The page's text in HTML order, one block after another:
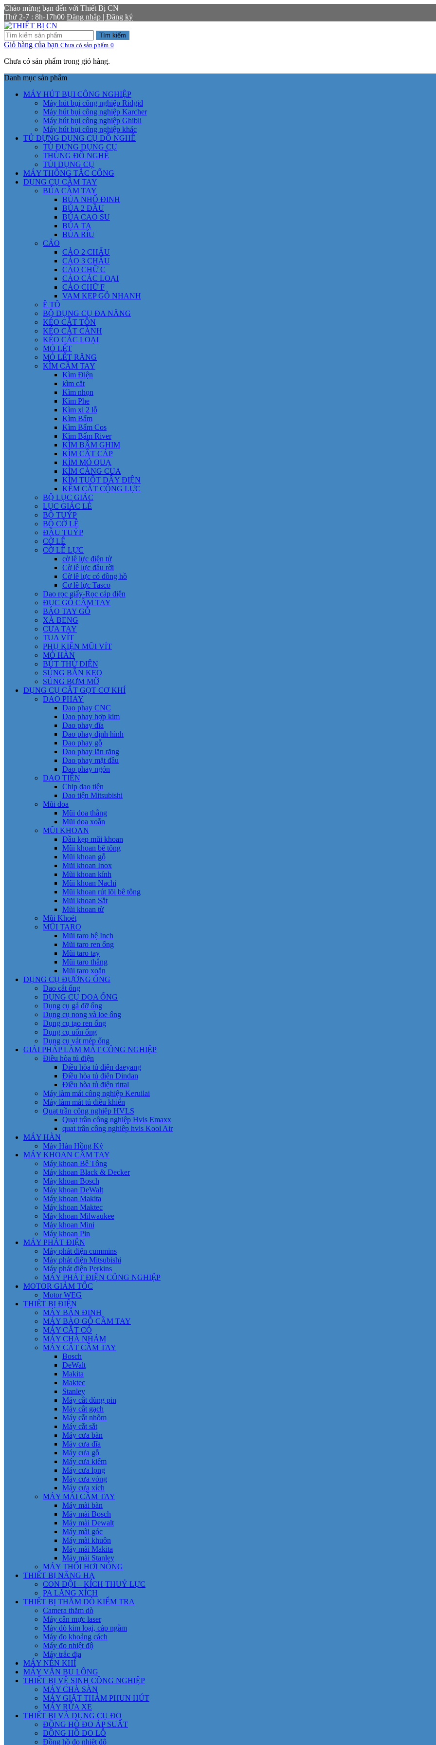
Chào mừng bạn đến với Thiết Bị CN
Thứ 2-7 : 8h-17h00 Đăng nhập | Đăng ký
Tìm kiếm
Giỏ hàng của bạn Chưa có sản phẩm 0
Chưa có sản phẩm trong giỏ hàng.
Danh mục sản phẩm
MÁY HÚT BỤI CÔNG NGHIỆP
Máy hút bụi công nghiệp Ridgid
Máy hút bụi công nghiệp Karcher
Máy hút bụi công nghiệp Ghibli
Máy hút bụi công nghiệp khác
TỦ ĐỰNG DỤNG CỤ ĐỒ NGHỀ
TỦ ĐỰNG DỤNG CỤ
THÙNG ĐỒ NGHỀ
TÚI DỤNG CỤ
MÁY THÔNG TẮC CỐNG
DỤNG CỤ CẦM TAY
BÚA CẦM TAY
BÚA NHỔ ĐINH
BÚA 2 ĐẦU
BÚA CAO SU
BÚA TẠ
BÚA RÌU
CẢO
CẢO 2 CHẤU
CẢO 3 CHẤU
CẢO CHỮ C
CẢO CÁC LOẠI
CẢO CHỮ F
VAM KẸP GỖ NHANH
Ê TÔ
BỘ DỤNG CỤ ĐA NĂNG
KÉO CẮT TÔN
KÉO CẮT CÀNH
KÉO CÁC LOẠI
MỎ LẾT
MỎ LẾT RĂNG
KÌM CẦM TAY
Kìm Điện
kìm cắt
Kìm nhọn
Kìm Phe
Kìm xi 2 lỗ
Kìm Bấm
Kìm Bấm Cos
Kìm Bấm River
KÌM BẤM GHIM
KÌM CẮT CÁP
KÌM MỎ QUẠ
KÌM CÀNG CUA
KÌM TUỐT DÂY ĐIỆN
KỀM CẮT CỘNG LỰC
BỘ LỤC GIÁC
LỤC GIÁC LẺ
BỘ TUÝP
BỘ CỜ LÊ
ĐẦU TUÝP
CỜ LÊ
CỜ LÊ LỰC
cờ lê lực điện tử
Cờ lê lực đầu rời
Cờ lê lực có đồng hồ
Cơ lê lực Tasco
Dao rọc giấy-Rọc cáp điện
ĐỤC GỖ CẦM TAY
BÀO TAY GỖ
XÀ BENG
CƯA TAY
TUA VÍT
PHỤ KIỆN MŨI VÍT
MỎ HÀN
BÚT THỬ ĐIỆN
SÚNG BẮN KEO
SÚNG BƠM MỠ
DỤNG CỤ CẮT GỌT CƠ KHÍ
DAO PHAY
Dao phay CNC
Dao phay hợp kim
Dao phay đĩa
Dao phay định hình
Dao phay gỗ
Dao phay lăn răng
Dao phay mặt đầu
Dao phay ngón
DAO TIỆN
Chip dao tiện
Dao tiện Mitsubishi
Mũi doa
Mũi doa thẳng
Mũi doa xoắn
MŨI KHOAN
Đầu kẹp mũi khoan
Mũi khoan bê tông
Mũi khoan gỗ
Mũi khoan Inox
Mũi khoan kính
Mũi khoan Nachi
Mũi khoan rút lõi bê tông
Mũi khoan Sắt
Mũi khoan từ
Mũi Khoét
MŨI TARO
Mũi taro hệ Inch
Mũi taro ren ống
Mũi taro tay
Mũi taro thẳng
Mũi taro xoắn
DỤNG CỤ ĐƯỜNG ỐNG
Dao cắt ống
DỤNG CỤ DOA ỐNG
Dụng cụ gá đỡ ống
Dụng cụ nong và loe ống
Dụng cụ tạo ren ống
Dụng cụ uốn ống
Dụng cụ vát mép ống
GIẢI PHÁP LÀM MÁT CÔNG NGHIỆP
Điều hòa tủ điện
Điều hòa tủ điện daeyang
Điều hòa tủ điện Dindan
Điều hòa tủ điện rittal
Máy làm mát công nghiệp Keruilai
Máy làm mát tủ điều khiển
Quạt trần công nghiệp HVLS
Quạt trần công nghiệp Hvls Emaxx
quat trân công nghiêp hvls Kool Air
MÁY HÀN
Máy Hàn Hồng Ký
MÁY KHOAN CẦM TAY
Máy khoan Bê Tông
Máy khoan Black & Decker
Máy khoan Bosch
Máy khoan DeWalt
Máy khoan Makita
Máy khoan Maktec
Máy khoan Milwaukee
Máy khoan Mini
Máy khoan Pin
MÁY PHÁT ĐIỆN
Máy phát điện cummins
Máy phát điện Mitsubishi
Máy phát điện Perkins
MÁY PHÁT ĐIỆN CÔNG NGHIỆP
MOTOR GIẢM TỐC
Motor WEG
THIẾT BỊ ĐIỆN
MÁY BẮN ĐINH
MÁY BÀO GỖ CẦM TAY
MÁY CẮT CỎ
MÁY CHÀ NHÁM
MÁY CẮT CẦM TAY
Bosch
DeWalt
Makita
Maktec
Stanley
Máy cắt dùng pin
Máy cắt gạch
Máy cắt nhôm
Máy cắt sắt
Máy cưa bàn
Máy cưa đĩa
Máy cưa gỗ
Máy cưa kiếm
Máy cưa lọng
Máy cưa vòng
Máy cưa xích
MÁY MÀI CẦM TAY
Máy mài bàn
Máy mài Bosch
Máy mài Dewalt
Máy mài góc
Máy mài khuôn
Máy mài Makita
Máy mài Stanley
MÁY THỔI HƠI NÓNG
THIẾT BỊ NÂNG HẠ
CON ĐỘI – KÍCH THUỶ LỰC
PA LĂNG XÍCH
THIẾT BỊ THĂM DÒ KIỂM TRA
Camera thăm dò
Máy cân mực laser
Máy dò kim loại, cáp ngầm
Máy đo khoảng cách
Máy đo nhiệt độ
Máy trắc địa
MÁY NÉN KHÍ
MÁY VẶN BU LÔNG
THIẾT BỊ VỆ SINH CÔNG NGHIỆP
MÁY CHÀ SÀN
MÁY GIẶT THẢM PHUN HÚT
MÁY RỬA XE
THIẾT BỊ VÀ DỤNG CỤ ĐO
ĐỒNG HỒ ĐO ÁP SUẤT
ĐỒNG HỒ ĐO LỖ
Đồng hồ đo nhiệt độ